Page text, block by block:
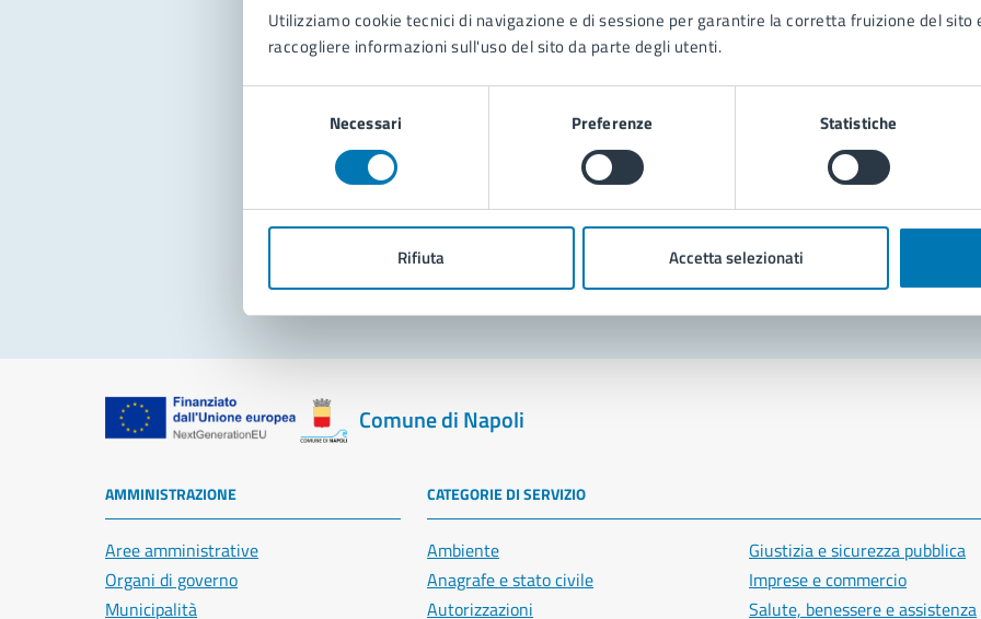
Utilizziamo cookie tecnici di navigazione e di sessione per garantire la corretta fruizione del sito
raccogliere informazioni sull'uso del sito da parte degli utenti.
Necessari Preferenze Statistiche
Rifiuta Accetta selezionati
Contatta il comune
Richiedi assistenza
Prenota appuntamento
Problemi in città
Comune di Napoli
AMMINISTRAZIONE
Aree amministrative
Organi di governo
Municipalità
CATEGORIE DI SERVIZIO
Ambiente
Anagrafe e stato civile
Autorizzazioni
Giustizia e sicurezza pubblica
Imprese e commercio
Salute, benessere e assistenza